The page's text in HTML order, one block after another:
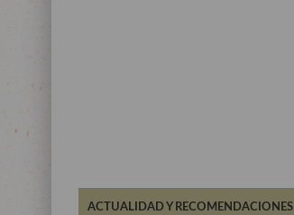
ACTUALIDAD Y RECOMENDACIONES